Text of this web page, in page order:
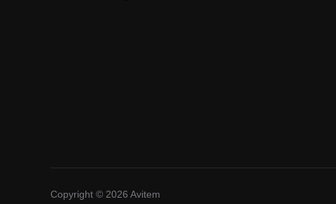
Copyright © 2026 Avitem